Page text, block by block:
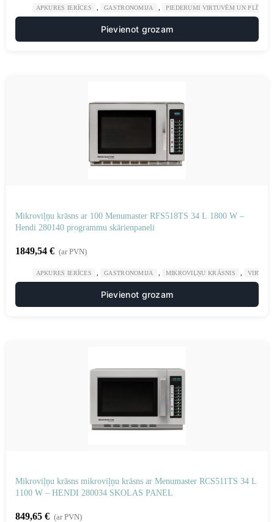
APKURES IERĪCES GASTRONOMIJA PIEDERUMI VIRTUVĒM UN PLĪTĪM
Pievienot grozam
Mikroviļņu krāsns ar 100 Menumaster RFS518TS 34 L 1800 W –
Hendi 280140 programmu skārienpaneli
1849,54 € (ar PVN)
APKURES IERĪCES GASTRONOMIJA MIKROVIĻŅU KRĀSNIS
Pievienot grozam
Mikroviļņu krāsns mikroviļņu krāsns ar Menumaster RCS511TS 34 L
1100 W – HENDI 280034 SKOLAS PANEL
849,65 € (ar PVN)